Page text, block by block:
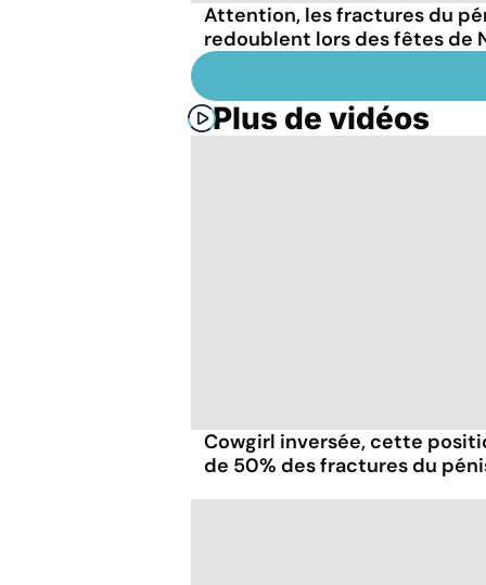
Attention, les fractures du
redoublent lors des fêtes de
Plus de vidéos
Cowgirl inversée, cette
de 50% des fractures du